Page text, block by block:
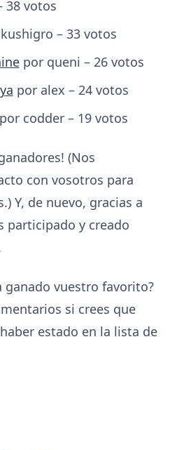
38 votos
– 33 votos
por queni – 26 votos
por alex – 24 votos
codder – 19 votos
(Nos
con vosotros para
Y, de nuevo, gracias a
participado y creado
ganado vuestro favorito?
si crees que
estado en la lista de